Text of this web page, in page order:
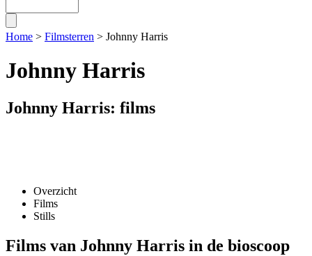
Home > Filmsterren > Johnny Harris
Johnny Harris
Johnny Harris: films
Overzicht
Films
Stills
Films van Johnny Harris in de bioscoop